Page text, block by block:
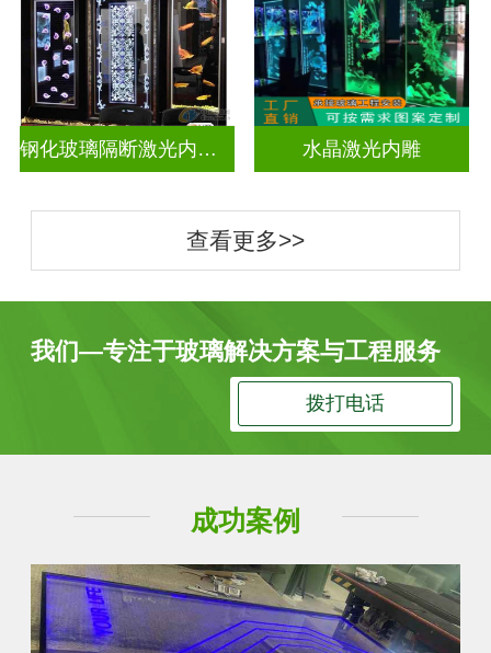
钢化玻璃隔断激光内雕护栏玻璃 水晶激光内雕
查看更多>>
我们—专注于玻璃解决方案与工程服务
拨打电话
成功案例